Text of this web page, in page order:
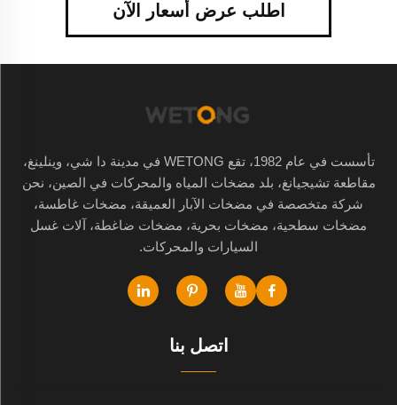
اطلب عرض أسعار الآن
تأسست في عام 1982، تقع WETONG في مدينة دا شي، وينلينغ،
مقاطعة تشيجيانغ، بلد مضخات المياه والمحركات في الصين، نحن
شركة متخصصة في مضخات الآبار العميقة، مضخات غاطسة،
مضخات سطحية، مضخات بحرية، مضخات ضاغطة، آلات غسل
السيارات والمحركات.
اتصل بنا